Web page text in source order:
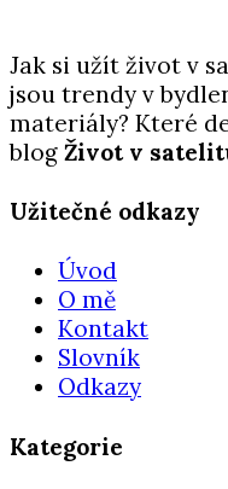
Jak si užít život v
jsou trendy v
materiály? Které
blog Život v
Užitečné odkazy
Úvod
O mě
Kontakt
Slovník
Odkazy
Kategorie